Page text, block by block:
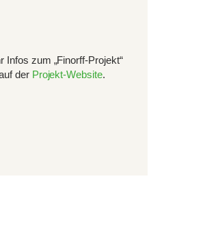
Infos zum „Finorff-Projekt“
derProjekt-Website.